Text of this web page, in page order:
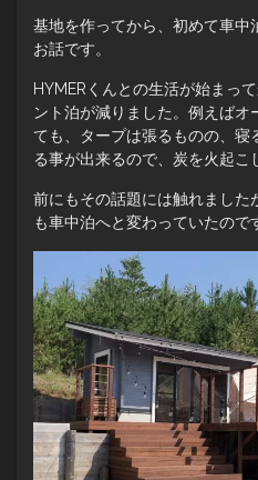
基地を作ってから、初めて車中
お話です。
HYMERくんとの生活が始まっ
ント泊が減りました。例えばオ
ても、タープは張るものの、
る事が出来るので、炭を火起こ
前にもその話題には触れました
も車中泊へと変わっていたので